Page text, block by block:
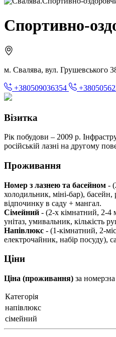
Спортивно-
м. Свалява, вул. Грушевського
+380509036354
Візитка
Рік побудови – 2009 р.
російській лазні на другому
Проживання
Номер з лазнею та басейном -
холодильник, міні-бар),
вiдпочинку в саду + мангал.
Сімейний - (2-х кімнатний, 2-4
унітаз, умивальник, кількість
Напівлюкс - (1-кімнатний, 2-
електрочайник, набір посуду),
Ціни
Ціна (проживання) за
Категорія
напівлюкс
сімейний